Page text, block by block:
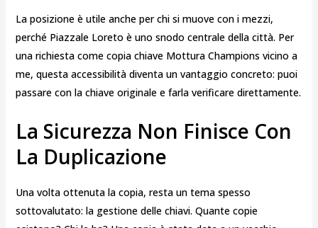
La posizione è utile anche per chi si muove con i mezzi,
perché Piazzale Loreto è uno snodo centrale della città. Per
una richiesta come copia chiave Mottura Champions vicino a
me, questa accessibilità diventa un vantaggio concreto: puoi
passare con la chiave originale e farla verificare direttamente.
La Sicurezza Non Finisce Con
La Duplicazione
Una volta ottenuta la copia, resta un tema spesso
sottovalutato: la gestione delle chiavi. Quante copie